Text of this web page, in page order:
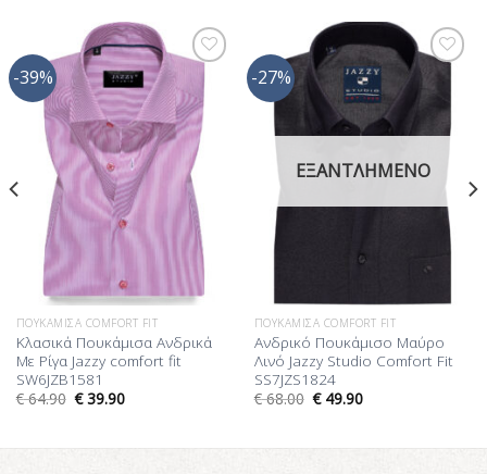
-39%
στη Λίστα
Επιθυμίας
ΠΟΥΚΆΜΙΣΑ COMFORT FIT
Κλασικά Πουκάμισα Ανδρικά
Με Ρίγα Jazzy comfort fit
SW6JZB1581
€64.90 €39.90
-27%
Προσθήκη
στη Λίστα
ΕΞΑΝΤΛΗΜΈΝΟ
ΠΟΥΚΆΜΙΣΑ COMFORT FIT
Ανδρικό Πουκάμισο Μαύρο
Λινό Jazzy Studio Comfort Fit
SS7JZS1824
€68.00 €49.90